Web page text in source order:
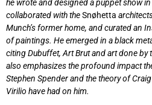
he wrote and designed a puppet show
collaborated with theSnøhetta
Munch’s former home, and curated an
of paintings. He emerged in a black
citing Dubuffet, Art Brut and art done by
also emphasizes the profound impact
Stephen Spender and the theory of
Virilio have had on him.